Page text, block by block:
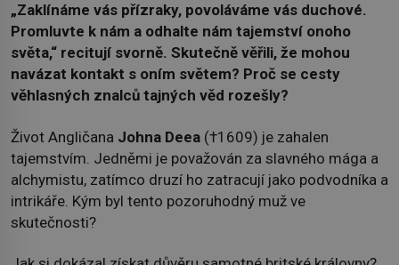
„Zaklínáme vás přízraky, povoláváme vás duchové.
Promluvte k nám a odhalte nám tajemství onoho
světa,“ recitují svorně. Skutečně věřili, že mohou
navázat kontakt s oním světem? Proč se cesty
věhlasných znalců tajných věd rozešly?
Život Angličana Johna Deea (†1609) je zahalen
tajemstvím. Jedněmi je považován za slavného mága a
alchymistu, zatímco druzí ho zatracují jako podvodníka a
intrikáře. Kým byl tento pozoruhodný muž ve
skutečnosti?